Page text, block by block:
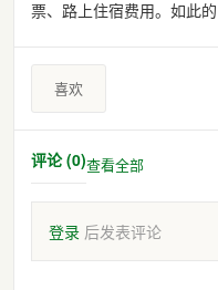
票、路上住宿费用。如此
喜欢
评论 (0)查看全部
登录 后发表评论